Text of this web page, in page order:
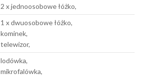
2 x jednoosobowe łóżko,
1 x dwuosobowe łóżko,
kominek,
telewizor,
lodówka,
mikrofalówka,